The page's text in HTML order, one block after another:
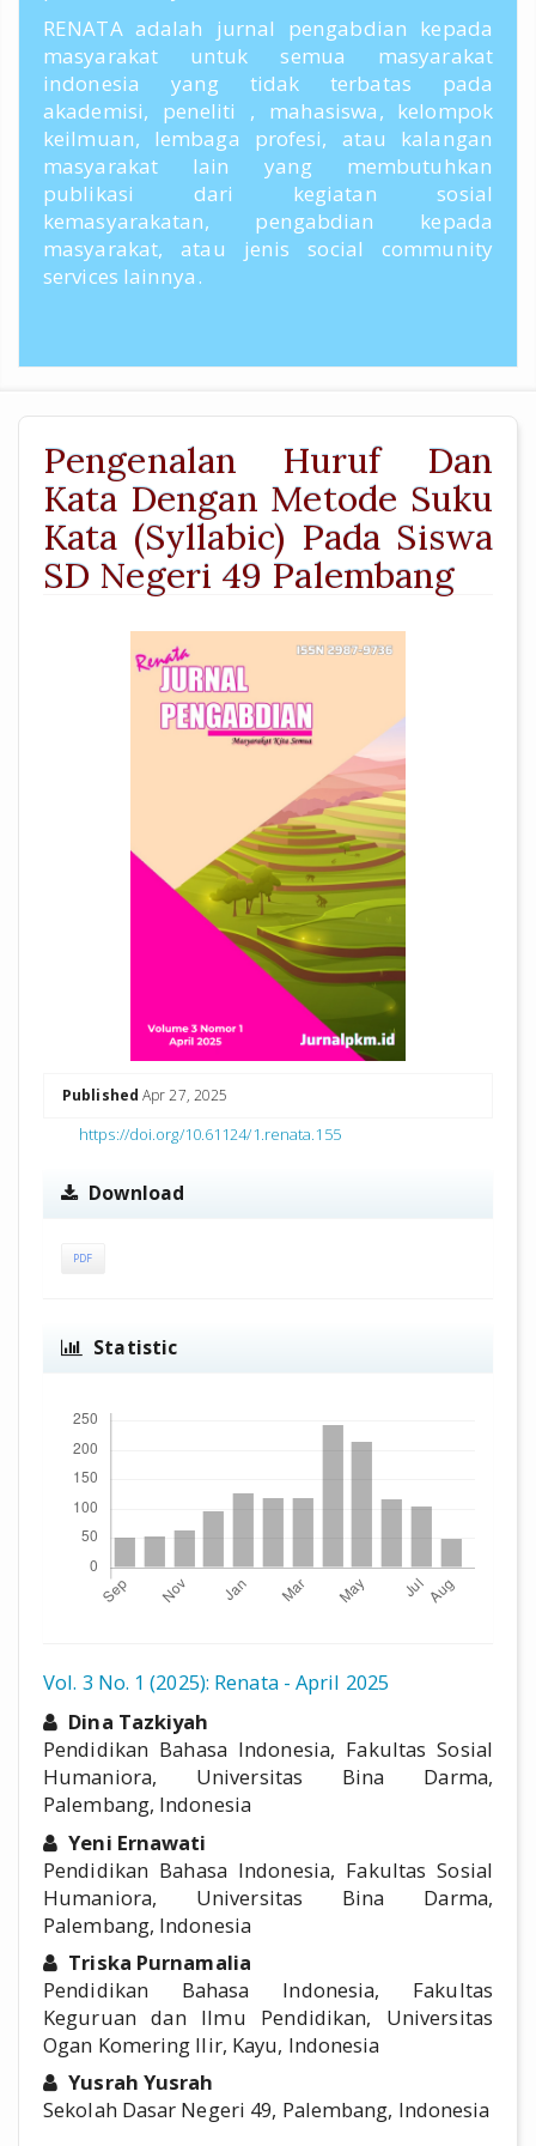
RENATA adalah jurnal pengabdian kepada
masyarakat untuk semua masyarakat
indonesia yang tidak terbatas pada
akademisi, peneliti , mahasiswa, kelompok
keilmuan, lembaga profesi, atau kalangan
masyarakat lain yang membutuhkan
publikasi dari kegiatan sosial
kemasyarakatan, pengabdian kepada
masyarakat, atau jenis social community
services lainnya.
Pengenalan Huruf Dan
Kata Dengan Metode Suku
Kata (Syllabic) Pada Siswa
SD Negeri 49 Palembang
Published Apr 27, 2025
https://doi.org/10.61124/1.renata.155
Download
PDF
Statistic
Vol. 3 No. 1 (2025): Renata - April 2025
Dina Tazkiyah
Pendidikan Bahasa Indonesia, Fakultas Sosial
Humaniora, Universitas Bina Darma,
Palembang, Indonesia
Yeni Ernawati
Pendidikan Bahasa Indonesia, Fakultas Sosial
Humaniora, Universitas Bina Darma,
Palembang, Indonesia
Triska Purnamalia
Pendidikan Bahasa Indonesia, Fakultas
Keguruan dan Ilmu Pendidikan, Universitas
Ogan Komering Ilir, Kayu, Indonesia
Yusrah Yusrah
Sekolah Dasar Negeri 49, Palembang, Indonesia